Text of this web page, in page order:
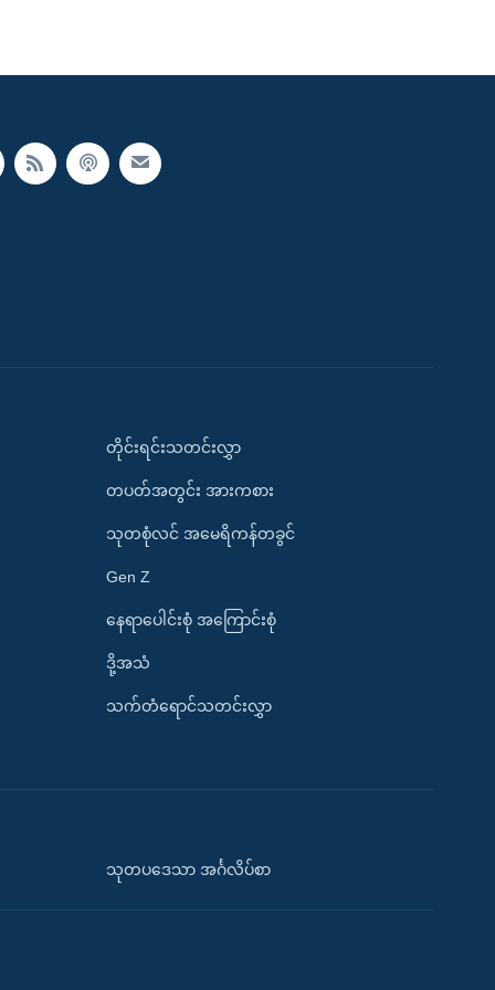
တိုင်းရင်းသတင်းလွှာ
တပတ်အတွင်း အားကစား
သုတစုံလင် အမေရိကန်တခွင်
Gen Z
နေရာပေါင်းစုံ အကြောင်းစုံ
ဒို့အသံ
သက်တံရောင်သတင်းလွှာ
သုတပဒေသာ အင်္ဂလိပ်စာ